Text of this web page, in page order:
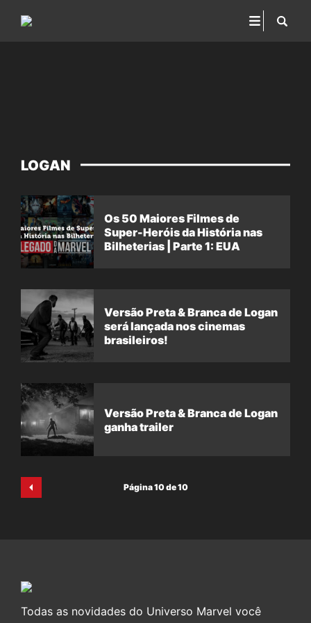
LOGAN
Os 50 Maiores Filmes de
Super-Heróis da História nas
Bilheterias | Parte 1: EUA
Versão Preta & Branca de Logan
será lançada nos cinemas
brasileiros!
Versão Preta & Branca de Logan
ganha trailer
Página 10 de 10
Todas as novidades do Universo Marvel você